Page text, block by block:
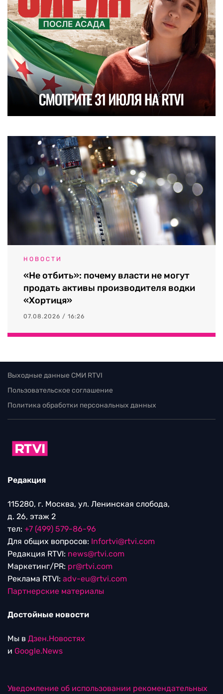
НОВОСТИ
«Не отбить»: почему власти не могут
продать активы производителя водки
«Хортиця»
07.08.2026 / 16:26
Выходные данные СМИ RTVI
Пользовательское соглашение
Политика обработки персональных данных
Редакция
115280, г. Москва, ул. Ленинская слобода,
д. 26, этаж 2
тел: +7 (499) 579-86-96
Для общих вопросов: Infortvi@rtvi.com
Редакция RTVI: news@rtvi.com
Маркетинг/PR: pr@rtvi.com
Реклама RTVI: adv-eu@rtvi.com
Партнерские материалы
Достойные новости
Мы в Дзен.Новостях
и Google.News
Уведомление об использовании рекомендательных